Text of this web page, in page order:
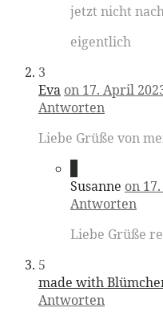
jetzt nicht
eigentlich
3
Eva on 17. April
Antworten
Liebe Grüße von
Susanne on
Antworten
Liebe Grüße
5
made with
Antworten